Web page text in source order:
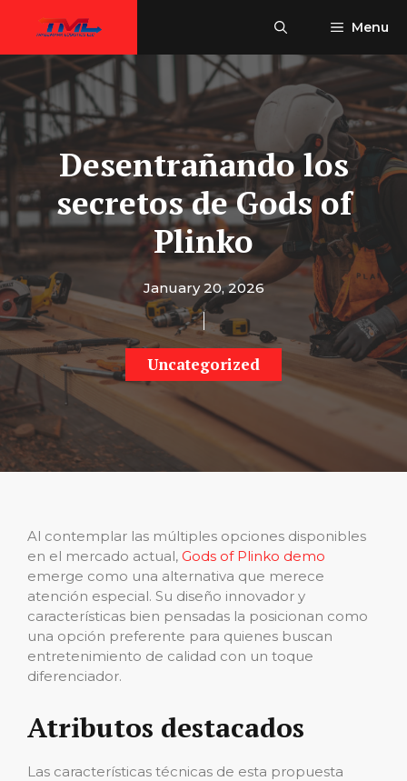
Menu
Desentrañando los
secretos de Gods of
Plinko
January 20, 2026
Uncategorized
Al contemplar las múltiples opciones disponibles
en el mercado actual, Gods of Plinko demo
emerge como una alternativa que merece
atención especial. Su diseño innovador y
características bien pensadas la posicionan como
una opción preferente para quienes buscan
entretenimiento de calidad con un toque
diferenciador.
Atributos destacados
Las características técnicas de esta propuesta